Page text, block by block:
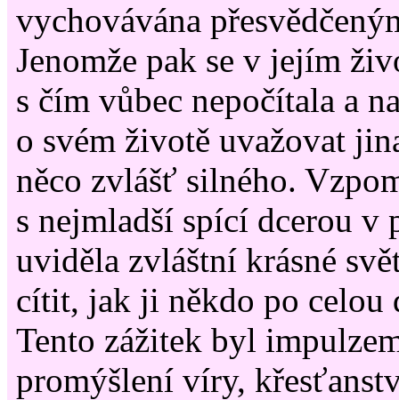
vychovávána
Jenomže pak se v jejím
s čím vůbec nepočítala a
o svém životě uvažovat
něco zvlášť silného.
s nejmladší spící dcerou v
uviděla zvláštní krásné
cítit, jak ji někdo po celou
Tento zážitek byl
promýšlení víry,